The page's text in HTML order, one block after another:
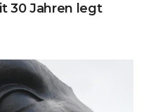
30 Jahren legt